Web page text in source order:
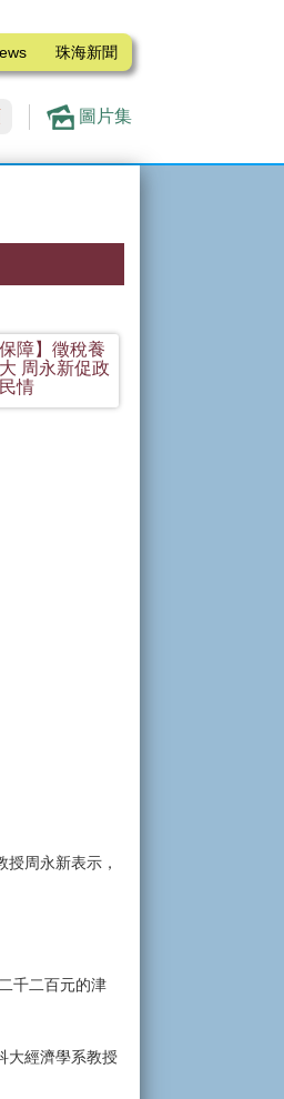
珠海新聞
圖片集
保障】徵稅養
周永新促政
情
周永新表示，
千二百元的津
大經濟學系教授